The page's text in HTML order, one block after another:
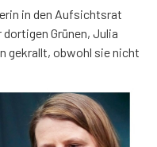
in den Aufsichtsrat
Grünen, Julia
gekrallt, obwohl sie nicht